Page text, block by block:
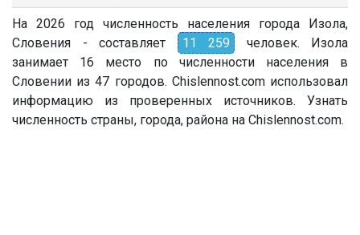
На 2026 год численность населения города Изола,
Словения - составляет
11 259
человек. Изола
занимает 16 место по численности населения в
Словении из 47 городов. Chislennost.com использовал
информацию из проверенных источников. Узнать
численность страны, города, района на Chislennost.com.